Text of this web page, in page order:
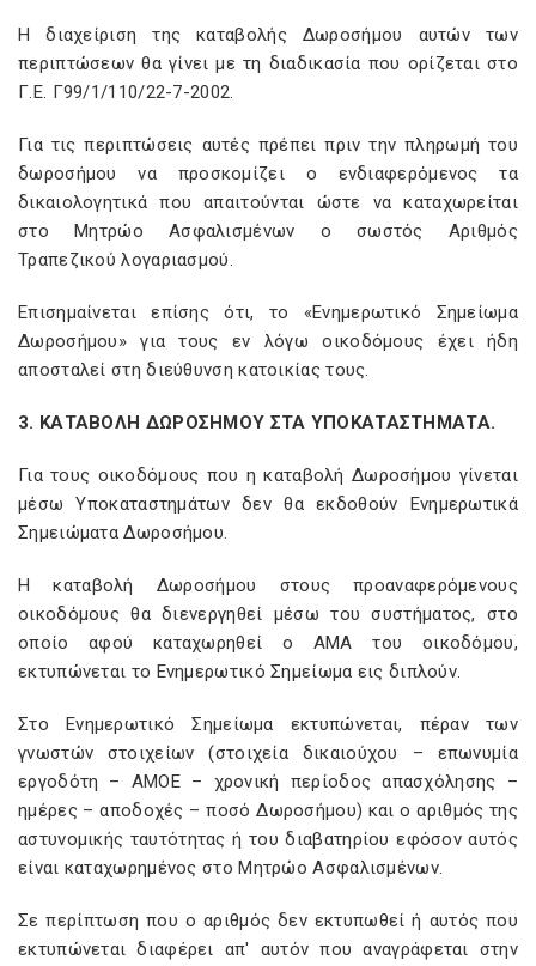
Η διαχείριση της καταβολής Δωροσήμου αυτών των
περιπτώσεων θα γίνει με τη διαδικασία που ορίζεται στο
Γ.Ε. Γ99/1/110/22-7-2002.
Για τις περιπτώσεις αυτές πρέπει πριν την πληρωμή του
δωροσήμου να προσκομίζει ο ενδιαφερόμενος τα
δικαιολογητικά που απαιτούνται ώστε να καταχωρείται
στο Μητρώο Ασφαλισμένων ο σωστός Αριθμός
Τραπεζικού λογαριασμού.
Επισημαίνεται επίσης ότι, το «Ενημερωτικό Σημείωμα
Δωροσήμου» για τους εν λόγω οικοδόμους έχει ήδη
αποσταλεί στη διεύθυνση κατοικίας τους.
3. ΚΑΤΑΒΟΛΗ ΔΩΡΟΣΗΜΟΥ ΣΤΑ ΥΠΟΚΑΤΑΣΤΗΜΑΤΑ.
Για τους οικοδόμους που η καταβολή Δωροσήμου γίνεται
μέσω Υποκαταστημάτων δεν θα εκδοθούν Ενημερωτικά
Σημειώματα Δωροσήμου.
Η καταβολή Δωροσήμου στους προαναφερόμενους
οικοδόμους θα διενεργηθεί μέσω του συστήματος, στο
οποίο αφού καταχωρηθεί ο ΑΜΑ του οικοδόμου,
εκτυπώνεται το Ενημερωτικό Σημείωμα εις διπλούν.
Στο Ενημερωτικό Σημείωμα εκτυπώνεται, πέραν των
γνωστών στοιχείων (στοιχεία δικαιούχου – επωνυμία
εργοδότη – ΑΜΟΕ – χρονική περίοδος απασχόλησης –
ημέρες – αποδοχές – ποσό Δωροσήμου) και ο αριθμός της
αστυνομικής ταυτότητας ή του διαβατηρίου εφόσον αυτός
είναι καταχωρημένος στο Μητρώο Ασφαλισμένων.
Σε περίπτωση που ο αριθμός δεν εκτυπωθεί ή αυτός που
εκτυπώνεται διαφέρει απ' αυτόν που αναγράφεται στην